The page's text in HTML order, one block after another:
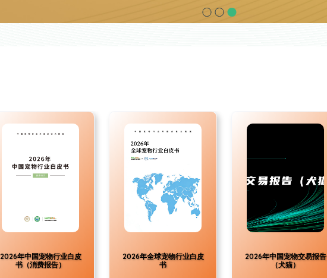
2026年中国宠物行业白皮
书（消费报告）
2026年全球宠物行业白皮
书
2026年中国宠物交易报告
（犬猫）